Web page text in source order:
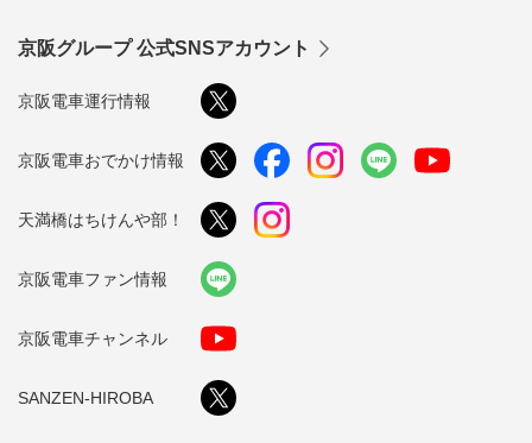
京阪グループ 公式SNSアカウント
京阪電車運行情報
京阪電車おでかけ情報
天満橋はちけんや部！
京阪電車ファン情報
京阪電車チャンネル
SANZEN-HIROBA